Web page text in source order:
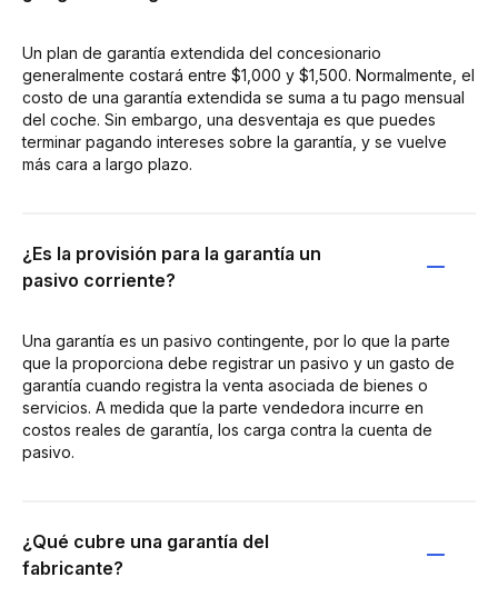
Un plan de garantía extendida del concesionario
generalmente costará entre $1,000 y $1,500. Normalmente, el
costo de una garantía extendida se suma a tu pago mensual
del coche. Sin embargo, una desventaja es que puedes
terminar pagando intereses sobre la garantía, y se vuelve
más cara a largo plazo.
¿Es la provisión para la garantía un
pasivo corriente?
Una garantía es un pasivo contingente, por lo que la parte
que la proporciona debe registrar un pasivo y un gasto de
garantía cuando registra la venta asociada de bienes o
servicios. A medida que la parte vendedora incurre en
costos reales de garantía, los carga contra la cuenta de
pasivo.
¿Qué cubre una garantía del
fabricante?